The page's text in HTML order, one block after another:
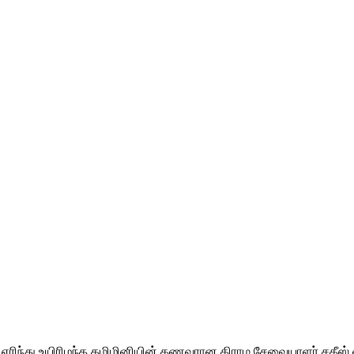
உயிரிழந்த தமிழினியின் கணவரான கிராம சேவையாளர்